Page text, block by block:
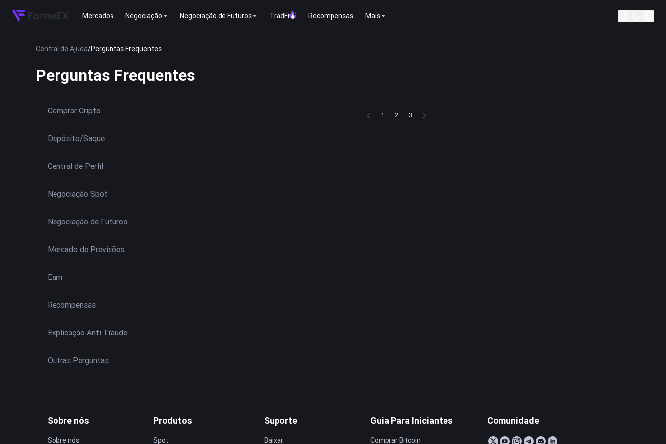
Mercados Negociação Negociação de Futuros TradFi Recompensas Mais
Central de Ajuda/Perguntas Frequentes
Perguntas Frequentes
Comprar Cripto
Depósito/Saque
Central de Perfil
Negociação Spot
Negociação de Futuros
Mercado de Previsões
Earn
Recompensas
Explicação Anti-Fraude
Outras Perguntas
1 2 3
Sobre nós
Sobre nós
Produtos
Spot
Suporte
Baixar
Guia Para Iniciantes
Comprar Bitcoin
Comunidade